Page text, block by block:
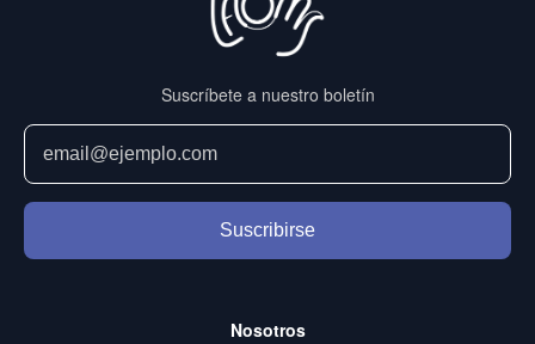
Suscríbete a nuestro boletín
Suscribirse
Nosotros